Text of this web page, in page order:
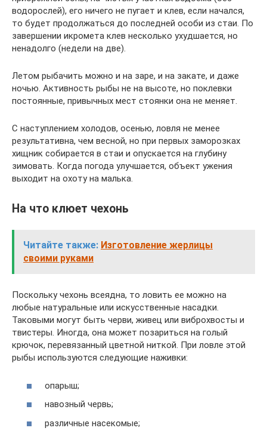
водорослей), его ничего не пугает и клев, если начался,
то будет продолжаться до последней особи из стаи. По
завершении икромета клев несколько ухудшается, но
ненадолго (недели на две).
Летом рыбачить можно и на заре, и на закате, и даже
ночью. Активность рыбы не на высоте, но поклевки
постоянные, привычных мест стоянки она не меняет.
С наступлением холодов, осенью, ловля не менее
результативна, чем весной, но при первых заморозках
хищник собирается в стаи и опускается на глубину
зимовать. Когда погода улучшается, объект ужения
выходит на охоту на малька.
На что клюет чехонь
Читайте также: Изготовление жерлицы
своими руками
Поскольку чехонь всеядна, то ловить ее можно на
любые натуральные или искусственные насадки.
Таковыми могут быть черви, живец или виброхвосты и
твистеры. Иногда, она может позариться на голый
крючок, перевязанный цветной ниткой. При ловле этой
рыбы используются следующие наживки:
опарыш;
навозный червь;
различные насекомые;